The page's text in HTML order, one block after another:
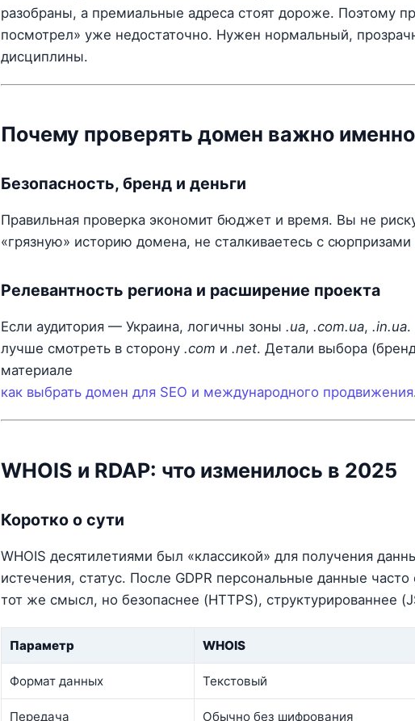
разобраны, а премиальные адреса стоят дороже. Поэтому
посмотрел» уже недостаточно. Нужен нормальный,
дисциплины.
Почему проверять домен важно
Безопасность, бренд и деньги
Правильная проверка экономит бюджет и время. Вы не
«грязную» историю домена, не сталкиваетесь с
Релевантность региона и расширение проекта
Если аудитория — Украина, логичны зоны .ua, .com.ua, .in.ua.
лучше смотреть в сторону .com и .net. Детали выбора
материале
как выбрать домен для SEO и международного продвижения
WHOIS и RDAP: что изменилось в 2025
Коротко о сути
WHOIS десятилетиями был «классикой» для получения
истечения, статус. После GDPR персональные данные
тот же смысл, но безопаснее (HTTPS), структурированнее
Параметр WHOIS
Формат данных Текстовый
Передача Обычно без шифрования